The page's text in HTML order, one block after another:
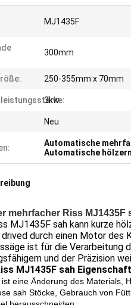
MJ1435F
300mm
250-355mm x 70mm
3kw
Neu
Automatische
Automatische
mehrfacher Riss MJ1435F
MJ1435F sah kann kurze
drived durch einen Motor
ist für die Verarbeitung
und der Präzision
MJ1435F sah
eine Änderung des Materials,
sah Stöcke, Gebrauch von